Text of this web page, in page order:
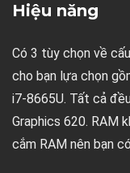
Hiệu năng
Có 3 tùy chọn về
cho bạn lựa chọn
i7-8665U. Tất cả
Graphics 620. RAM
cắm RAM nên bạn